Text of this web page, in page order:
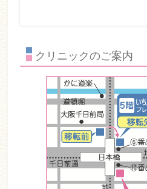
クリニックのご案内